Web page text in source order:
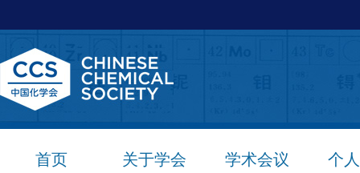
首页 关于学会 学术会议 个